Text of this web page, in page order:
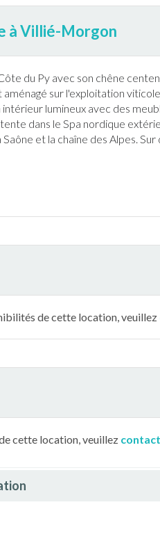
à Villié-Morgon
du Py avec son chêne
sur l'exploitation
lumineux avec des
dans le Spa nordique
et la chaîne des Alpes.
de cette location, veuillez
cette location, veuillez